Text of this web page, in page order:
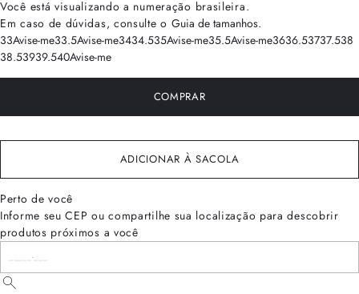
Você está visualizando a numeração brasileira.
Em caso de dúvidas, consulte o Guia de tamanhos.
33Avise-me33.5Avise-me3434.535Avise-me35.5Avise-me3636.53737.538
38.53939.540Avise-me
COMPRAR
ADICIONAR À SACOLA
Perto de você
Informe seu CEP ou compartilhe sua localização para descobrir
produtos próximos a você